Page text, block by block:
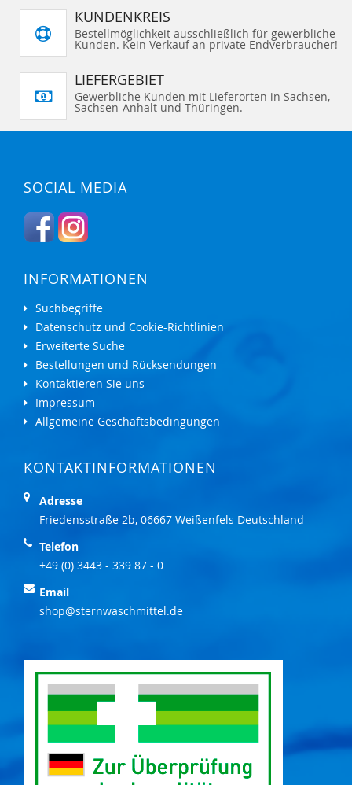
KUNDENKREIS
Bestellmöglichkeit ausschließlich für gewerbliche
Kunden. Kein Verkauf an private Endverbraucher!
LIEFERGEBIET
Gewerbliche Kunden mit Lieferorten in Sachsen,
Sachsen-Anhalt und Thüringen.
SOCIAL MEDIA
INFORMATIONEN
Suchbegriffe
Datenschutz und Cookie-Richtlinien
Erweiterte Suche
Bestellungen und Rücksendungen
Kontaktieren Sie uns
Impressum
Allgemeine Geschäftsbedingungen
KONTAKTINFORMATIONEN
Adresse
Friedensstraße 2b, 06667 Weißenfels Deutschland
Telefon
+49 (0) 3443 - 339 87 - 0
Email
shop@sternwaschmittel.de